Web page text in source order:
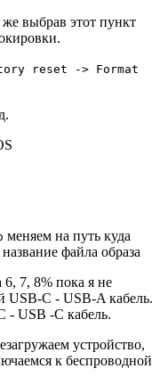
выбрав этот пункт
reset -> Format
меняем на путь куда
файла образа
6, 7, 8% пока я не
USB-C - USB-A кабель.
- USB -C кабель.
устройство,
к беспроводной